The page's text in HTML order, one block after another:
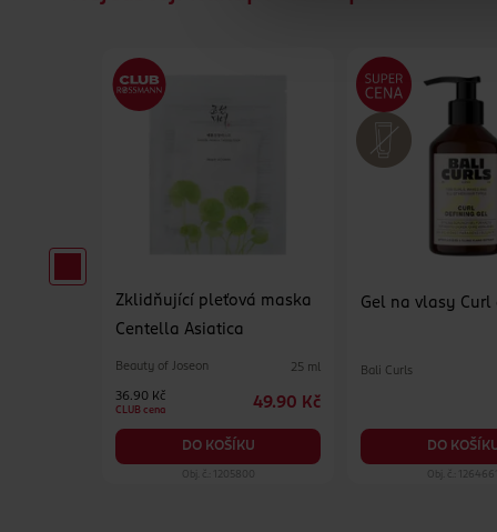
Zklidňující pleťová maska
Centella Asiatica
Beauty of Joseon 25 ml
36.90 Kč
CLUB cena 49.90 Kč
DO KOŠÍKU
Obj. č.: 1205800
Gel na vlasy Curl
Bali Curls
DO
Obj. č.: 1264661